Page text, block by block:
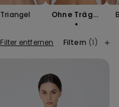
Triangel
Ohne Träger
und Bandea
Filter entfernen Filtern (1)